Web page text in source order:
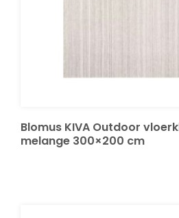
Buitenkleden
Blomus KIVA Outdoor
melange 300×200 cm